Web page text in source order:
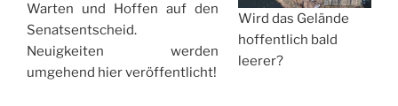
Wird das Gelände
hoffentlich bald
leerer?
Warten und Hoffen auf den
Senatsentscheid.
Neuigkeiten werden
umgehend hier veröffentlicht!